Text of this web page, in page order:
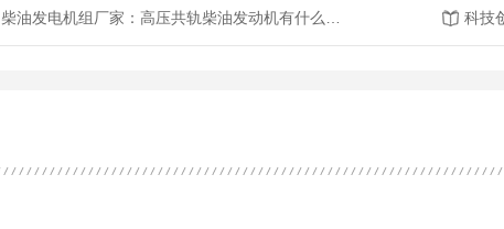
柴油发电机组厂家：高压共轨柴油发动机有什么优势？
科技